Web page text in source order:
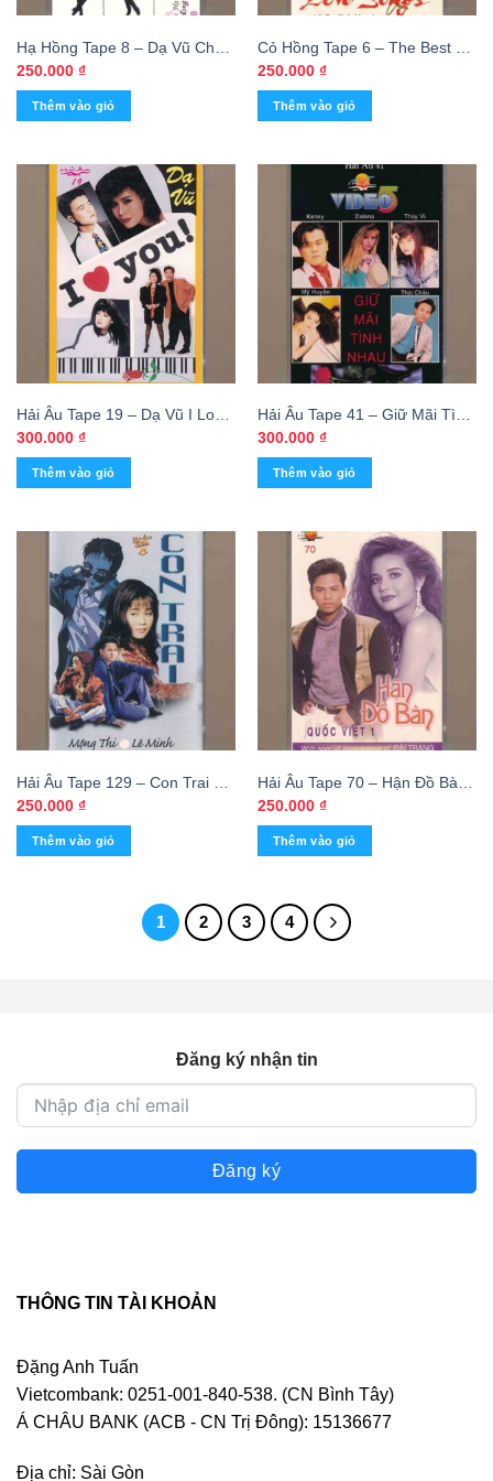
Hạ Hồng Tape 8 – Dạ Vũ Cha
Cha Cha Cha (KGFR)
250.000 ₫
Thêm vào giỏ
Cỏ Hồng Tape 6 – The Best Of
Love Songs – Dalena (KGFR)
250.000 ₫
Thêm vào giỏ
Hải Âu Tape 19 – Dạ Vũ I Love
You (KGFR)
300.000 ₫
Thêm vào giỏ
Hải Âu Tape 41 – Giữ Mãi Tình
Nhau (KGFR)
300.000 ₫
Thêm vào giỏ
Hải Âu Tape 129 – Con Trai –
Mộng Thi – Lê Minh (KGFR)
250.000 ₫
Thêm vào giỏ
Hải Âu Tape 70 – Hận Đồ Bàn
– Quốc Việt 1 – Đài Trang
(KGFR)
250.000 ₫
Thêm vào giỏ
1 2 3 4
Đăng ký nhận tin
Đăng ký
THÔNG TIN TÀI KHOẢN
Đặng Anh Tuấn
Vietcombank: 0251-001-840-538. (CN Bình Tây)
Á CHÂU BANK (ACB - CN Trị Đông): 15136677
Địa chỉ: Sài Gòn